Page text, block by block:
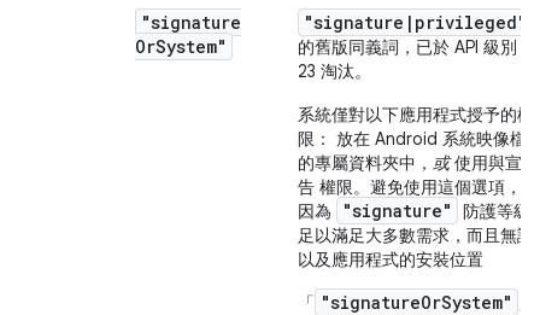
"signature
OrSystem"
"signature|privileged"
的舊版同義詞， 已於 API 級別
23 淘汰。
系統僅對以下應用程式授予的權
限： 放在 Android 系統映像檔
的專屬資料夾中， 或使用與宣
告 權限。避免使用這個選項，
因為
"signature"
防護等級
足以滿足大多數需求，而且無論
以及應用程式的安裝位置
「 "signatureOrSystem"